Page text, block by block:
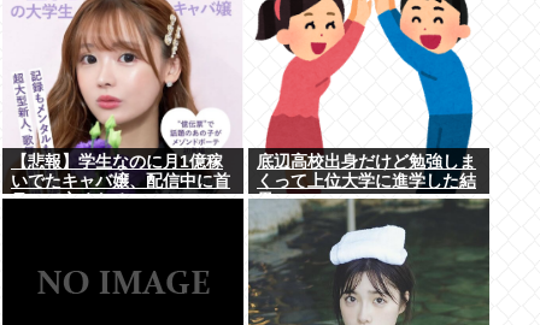
【悲報】学生なのに月1億稼
いでたキャバ嬢、配信中に首
吊って亡くなる
底辺高校出身だけど勉強しま
くって上位大学に進学した結
果w